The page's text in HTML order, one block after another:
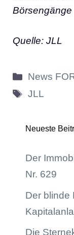
Börsengänge
Quelle: JLL
News
JLL
Neueste
Der
Nr. 629
Der blinde
Die